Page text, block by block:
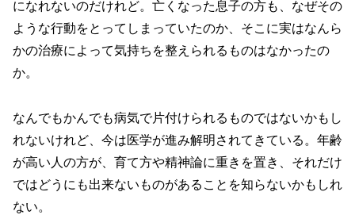
になれないのだけれど。亡くなった息子の方も、なぜその
ような行動をとってしまっていたのか、そこに実はなんら
かの治療によって気持ちを整えられるものはなかったの
か。
なんでもかんでも病気で片付けられるものではないかもし
れないけれど、今は医学が進み解明されてきている。年齢
が高い人の方が、育て方や精神論に重きを置き、それだけ
ではどうにも出来ないものがあることを知らないかもしれ
ない。